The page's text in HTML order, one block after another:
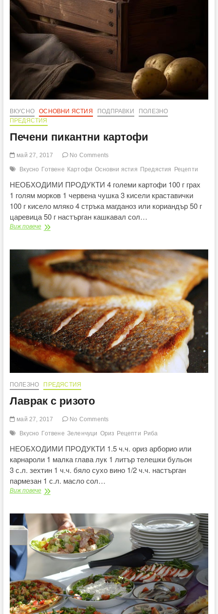
ВКУСНО ОСНОВНИ ЯСТИЯ ПОДПРАВКИ
ПОЛЕЗНО
ПРЕДЯСТИЯ
Печени пикантни картофи
май 27, 2017 No Comments
Вкусно Готвене Картофи Основни ястия Предястия Рецепти
НЕОБХОДИМИ ПРОДУКТИ 4 големи картофи 100 г грах
1 голям морков 1 червена чушка 3 кисели краставички
100 г кисело мляко 4 стръка магданоз или кориандър 50 г
царевица 50 г настърган кашкавал сол…
Виж повечеПечени
ПОЛЕЗНО ПРЕДЯСТИЯ
Лаврак с ризото
май 27, 2017 No Comments
Вкусно Готвене Зеленчуци Ориз Рецепти Риба
НЕОБХОДИМИ ПРОДУКТИ 1.5 ч.ч. ориз арборио или
карнароли 1 малка глава лук 1 литър телешки бульон
3 с.л. зехтин 1 ч.ч. бяло сухо вино 1/2 ч.ч. настърган
пармезан 1 с.л. масло сол…
Виж повечеЛаврак